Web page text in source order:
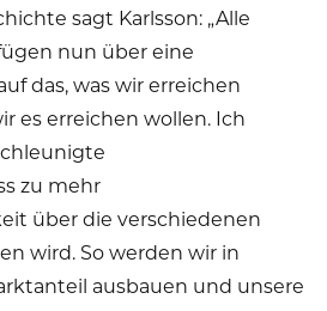
sagt Karlsson: „Alle
nun über eine
das, was wir erreichen
es erreichen wollen. Ich
zu mehr
über die verschiedenen
wird. So werden wir in
ausbauen und unsere